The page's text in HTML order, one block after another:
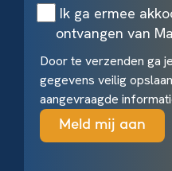
Ik ga ermee
ontvangen van
Door te verzenden ga
gegevens veilig
aangevraagde